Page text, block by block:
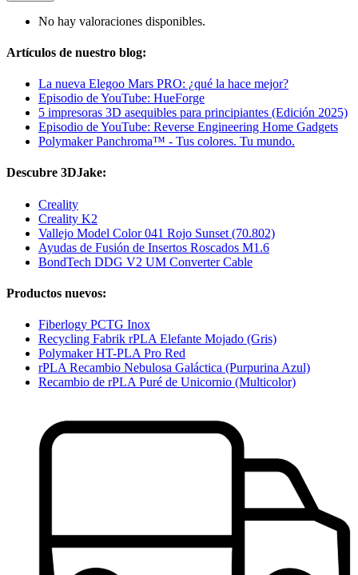
No hay valoraciones disponibles.
Artículos de nuestro blog:
La nueva Elegoo Mars PRO: ¿qué la hace mejor?
Episodio de YouTube: HueForge
5 impresoras 3D asequibles para principiantes (Edición 2025)
Episodio de YouTube: Reverse Engineering Home Gadgets
Polymaker Panchroma™ - Tus colores. Tu mundo.
Descubre 3DJake:
Creality
Creality K2
Vallejo Model Color 041 Rojo Sunset (70.802)
Ayudas de Fusión de Insertos Roscados M1.6
BondTech DDG V2 UM Converter Cable
Productos nuevos:
Fiberlogy PCTG Inox
Recycling Fabrik rPLA Elefante Mojado (Gris)
Polymaker HT-PLA Pro Red
rPLA Recambio Nebulosa Galáctica (Purpurina Azul)
Recambio de rPLA Puré de Unicornio (Multicolor)